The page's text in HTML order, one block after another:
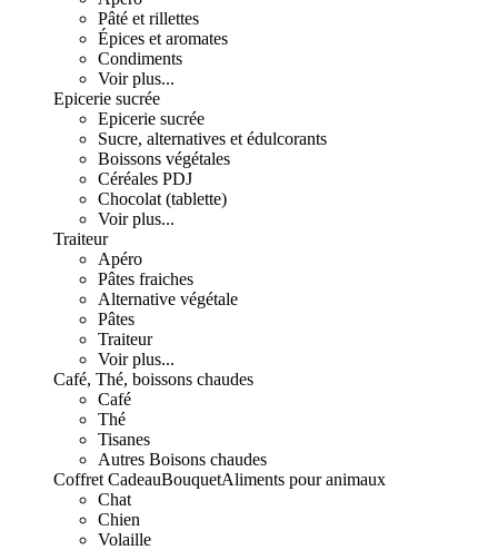
Pâté et rillettes
Épices et aromates
Condiments
Voir plus...
Epicerie sucrée
Epicerie sucrée
Sucre, alternatives et édulcorants
Boissons végétales
Céréales PDJ
Chocolat (tablette)
Voir plus...
Traiteur
Apéro
Pâtes fraiches
Alternative végétale
Pâtes
Traiteur
Voir plus...
Café, Thé, boissons chaudes
Café
Thé
Tisanes
Autres Boisons chaudes
Coffret CadeauBouquetAliments pour animaux
Chat
Chien
Volaille